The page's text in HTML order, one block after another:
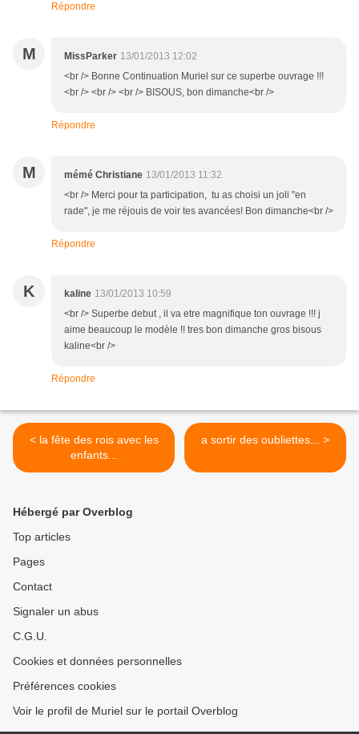
Répondre
M MissParker 13/01/2013 12:02
<br /> Bonne Continuation Muriel sur ce superbe ouvrage !!!
<br /> <br /> <br /> BISOUS, bon dimanche<br />
Répondre
M mémé Christiane 13/01/2013 11:32
<br /> Merci pour ta participation, tu as choisi un joli "en
rade", je me réjouis de voir tes avancées! Bon dimanche<br />
Répondre
K kaline 13/01/2013 10:59
<br /> Superbe debut , il va etre magnifique ton ouvrage !!! j
aime beaucoup le modèle !! tres bon dimanche gros bisous
kaline<br />
Répondre
< la fête des rois avec les
enfants...
a sortir des oubliettes... >
Hébergé par Overblog
Top articles
Pages
Contact
Signaler un abus
C.G.U.
Cookies et données personnelles
Préférences cookies
Voir le profil de Muriel sur le portail Overblog